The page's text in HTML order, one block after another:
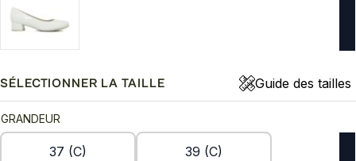
SÉLECTIONNER LA TAILLE Guide des tailles
GRANDEUR
37 (C) 39 (C)